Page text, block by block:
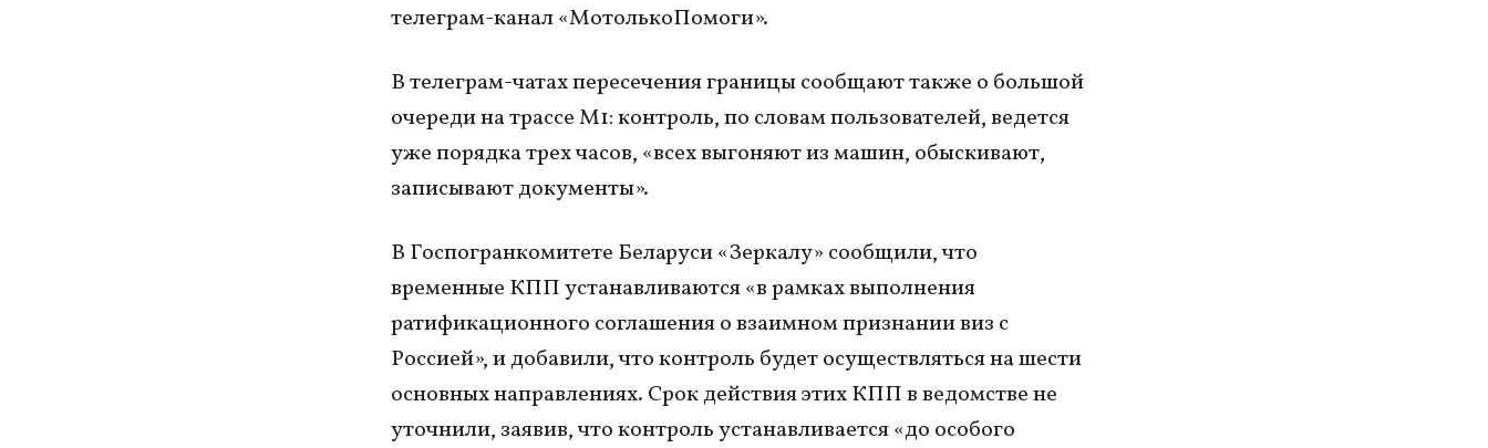
телеграм-канал «МотолькоПомоги».
В телеграм-чатах пересечения границы сообщают также о большой
очереди на трассе М1: контроль, по словам пользователей, ведется
уже порядка трех часов, «всех выгоняют из машин, обыскивают,
записывают документы».
В Госпогранкомитете Беларуси «Зеркалу» сообщили, что
временные КПП устанавливаются «в рамках выполнения
ратификационного соглашения о взаимном признании виз с
Россией», и добавили, что контроль будет осуществляться на шести
основных направлениях. Срок действия этих КПП в ведомстве не
уточнили, заявив, что контроль устанавливается «до особого